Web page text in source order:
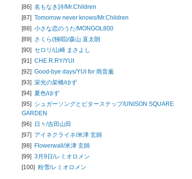
[86] 名もなき詩/Mr.Children
[87] Tomorrow never knows/Mr.Children
[88] 小さな恋のうた/MONGOL800
[89] さくら(独唱)/森山 直太朗
[90] セロリ/山崎 まさよし
[91] CHE.R.RY/YUI
[92] Good-bye days/YUI for 雨音薫
[93] 栄光の架橋/ゆず
[94] 夏色/ゆず
[95] シュガーソングとビターステップ/UNISON SQUARE
GARDEN
[96] 日々/吉田山田
[97] アイネクライネ/米津 玄師
[98] Flowerwall/米津 玄師
[99] 3月9日/レミオロメン
[100] 粉雪/レミオロメン